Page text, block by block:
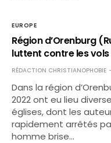
EUROPE
Région d’Orenburg
luttent contre les
RÉDACTION CHRISTIANOPHOBIE
Dans la région
2022 ont eu lieu
églises, dont les
rapidement arrêtés
homme brise…